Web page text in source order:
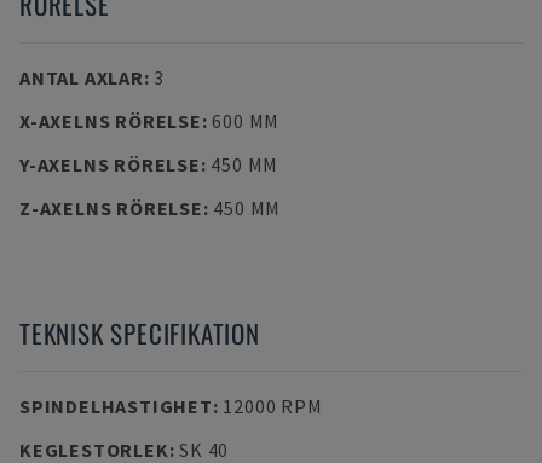
ANTAL AXLAR: 3
X-AXELNS RÖRELSE: 600 MM
Y-AXELNS RÖRELSE: 450 MM
Z-AXELNS RÖRELSE: 450 MM
TEKNISK SPECIFIKATION
SPINDELHASTIGHET: 12000 RPM
KEGLESTORLEK:SK 40